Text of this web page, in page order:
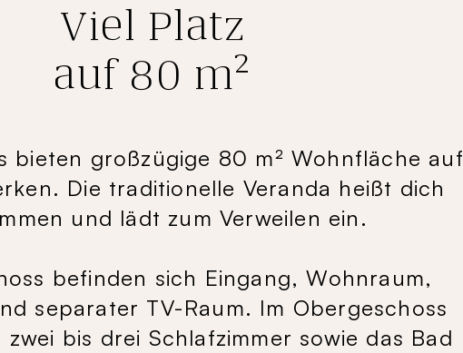
Viel Platz
auf 80 m²
bieten großzügige 80 m² Wohnfläche auf
Die traditionelle Veranda heißt dich
und lädt zum Verweilen ein.
befinden sich Eingang, Wohnraum,
separater TV-Raum. Im Obergeschoss
bis drei Schlafzimmer sowie das Bad